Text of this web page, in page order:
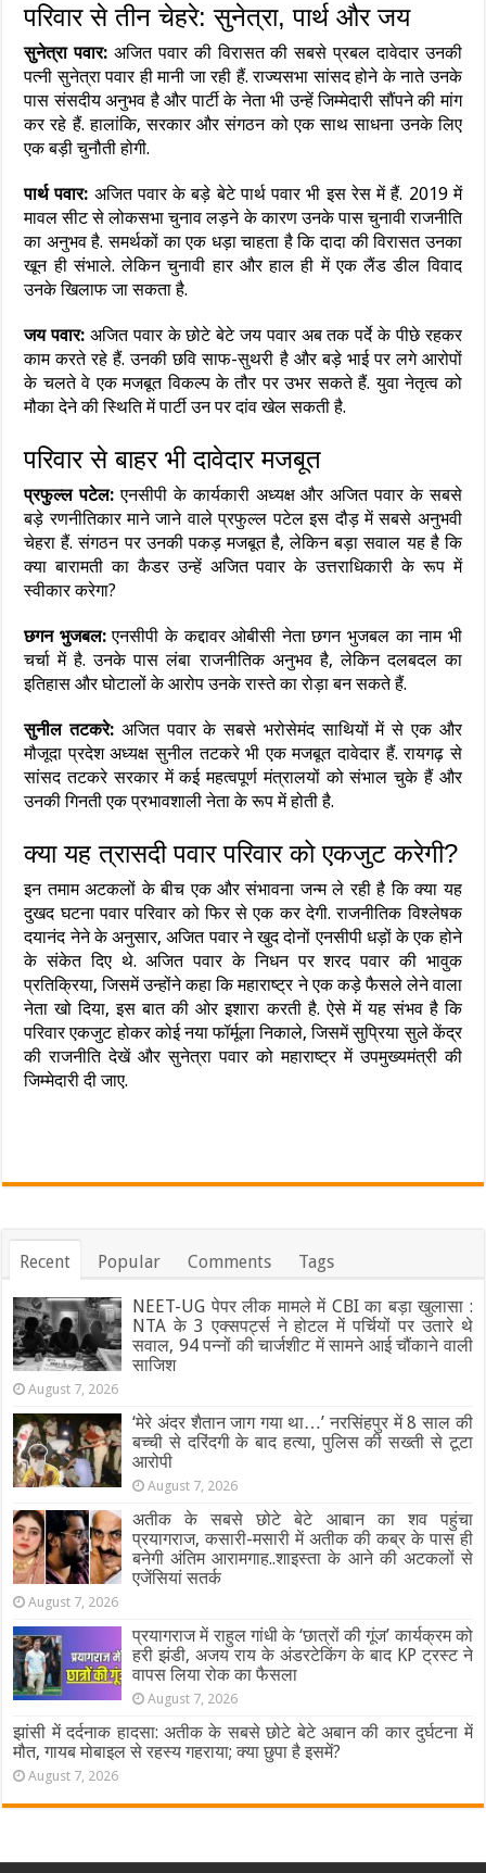
परिवार से तीन चेहरे: सुनेत्रा, पार्थ और जय
सुनेत्रा पवार: अजित पवार की विरासत की सबसे प्रबल दावेदार उनकी
पत्नी सुनेत्रा पवार ही मानी जा रही हैं. राज्यसभा सांसद होने के नाते उनके
पास संसदीय अनुभव है और पार्टी के नेता भी उन्हें जिम्मेदारी सौंपने की मांग
कर रहे हैं. हालांकि, सरकार और संगठन को एक साथ साधना उनके लिए
एक बड़ी चुनौती होगी.
पार्थ पवार: अजित पवार के बड़े बेटे पार्थ पवार भी इस रेस में हैं. 2019 में
मावल सीट से लोकसभा चुनाव लड़ने के कारण उनके पास चुनावी राजनीति
का अनुभव है. समर्थकों का एक धड़ा चाहता है कि दादा की विरासत उनका
खून ही संभाले. लेकिन चुनावी हार और हाल ही में एक लैंड डील विवाद
उनके खिलाफ जा सकता है.
जय पवार: अजित पवार के छोटे बेटे जय पवार अब तक पर्दे के पीछे रहकर
काम करते रहे हैं. उनकी छवि साफ-सुथरी है और बड़े भाई पर लगे आरोपों
के चलते वे एक मजबूत विकल्प के तौर पर उभर सकते हैं. युवा नेतृत्व को
मौका देने की स्थिति में पार्टी उन पर दांव खेल सकती है.
परिवार से बाहर भी दावेदार मजबूत
प्रफुल्ल पटेल: एनसीपी के कार्यकारी अध्यक्ष और अजित पवार के सबसे
बड़े रणनीतिकार माने जाने वाले प्रफुल्ल पटेल इस दौड़ में सबसे अनुभवी
चेहरा हैं. संगठन पर उनकी पकड़ मजबूत है, लेकिन बड़ा सवाल यह है कि
क्या बारामती का कैडर उन्हें अजित पवार के उत्तराधिकारी के रूप में
स्वीकार करेगा?
छगन भुजबल:एनसीपी के कद्दावर ओबीसी नेता छगन भुजबल का नाम भी
चर्चा में है. उनके पास लंबा राजनीतिक अनुभव है, लेकिन दलबदल का
इतिहास और घोटालों के आरोप उनके रास्ते का रोड़ा बन सकते हैं.
सुनील तटकरे: अजित पवार के सबसे भरोसेमंद साथियों में से एक और
मौजूदा प्रदेश अध्यक्ष सुनील तटकरे भी एक मजबूत दावेदार हैं. रायगढ़ से
सांसद तटकरे सरकार में कई महत्वपूर्ण मंत्रालयों को संभाल चुके हैं और
उनकी गिनती एक प्रभावशाली नेता के रूप में होती है.
क्या यह त्रासदी पवार परिवार को एकजुट करेगी?
इन तमाम अटकलों के बीच एक और संभावना जन्म ले रही है कि क्या यह
दुखद घटना पवार परिवार को फिर से एक कर देगी. राजनीतिक विश्लेषक
दयानंद नेने के अनुसार, अजित पवार ने खुद दोनों एनसीपी धड़ों के एक होने
के संकेत दिए थे. अजित पवार के निधन पर शरद पवार की भावुक
प्रतिक्रिया, जिसमें उन्होंने कहा कि महाराष्ट्र ने एक कड़े फैसले लेने वाला
नेता खो दिया, इस बात की ओर इशारा करती है. ऐसे में यह संभव है कि
परिवार एकजुट होकर कोई नया फॉर्मूला निकाले, जिसमें सुप्रिया सुले केंद्र
की राजनीति देखें और सुनेत्रा पवार को महाराष्ट्र में उपमुख्यमंत्री की
जिम्मेदारी दी जाए.
Recent Popular Comments Tags
NEET-UG पेपर लीक मामले में CBI का बड़ा खुलासा :
NTA के 3 एक्सपर्ट्स ने होटल में पर्चियों पर उतारे थे
सवाल, 94 पन्नों की चार्जशीट में सामने आई चौंकाने वाली
साजिश
August 7, 2026
‘मेरे अंदर शैतान जाग गया था…’ नरसिंहपुर में 8 साल की
बच्ची से दरिंदगी के बाद हत्या, पुलिस की सख्ती से टूटा
आरोपी
August 7, 2026
अतीक के सबसे छोटे बेटे आबान का शव पहुंचा
प्रयागराज, कसारी-मसारी में अतीक की कब्र के पास ही
बनेगी अंतिम आरामगाह..शाइस्ता के आने की अटकलों से
एजेंसियां सतर्क
August 7, 2026
प्रयागराज में राहुल गांधी के ‘छात्रों की गूंज’ कार्यक्रम को
हरी झंडी, अजय राय के अंडरटेकिंग के बाद KP ट्रस्ट ने
वापस लिया रोक का फैसला
August 7, 2026
झांसी में दर्दनाक हादसा: अतीक के सबसे छोटे बेटे अबान की कार दुर्घटना में
मौत, गायब मोबाइल से रहस्य गहराया; क्या छुपा है इसमें?
August 7, 2026